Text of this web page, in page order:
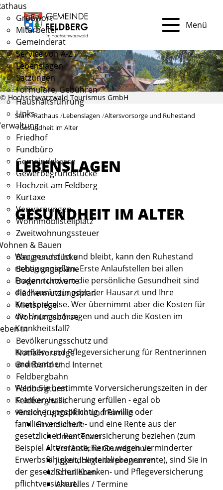
Grußwort
Mitarbeiter
Gemeinderat
Service von A-Z
Lebenslagen
Satzungen
Formulare, Gebühren
Haushaltsführung
Links
Friedhof
Fundbüro
Gemeindekasse
Gewerbegrundstücke
Hochzeit am Feldberg
Kurtaxe
Verwarnungen
Wohnmobilstellplatz
Zweitwohnungssteuer
& Bauen
Baugrundstücke
Bebauungspläne
Bodenrichtwerte
Flächennutzungsplan
Mietspiegel
Wohnungsbörse
in
Bevölkerungsschutz und
Notfallvorsorge
Breitband und Internet
Feldbergbahn
Feldbergturm
Feldberghalle
Kinder, Jugendliche und Familie
Grundschule
Unser Team
Verlässliche Grundschule
Jugendbegleiterprogramm
Schulleben
Aktuelles / Termine
Menü
© Hochschwarzwald Tourismus GmbH
Start Rathaus Lebenslagen Altersvorsorge und Ruhestand
Gesundheit im Alter
LEBENSLAGEN
GESUNDHEIT IM ALTER
Wer gesund ist und bleibt, kann den Ruhestand
richtig genießen. Erste Anlaufstellen bei allen
Fragen rund um die persönliche Gesundheit sind
die Hausärztin oder der Hausarzt und Ihre
Krankenkasse. Wer übernimmt aber die Kosten für
die Untersuchungen und auch die Kosten im
Krankheitsfall?
Kranken- und Pflegeversicherung für Rentnerinnen
und Rentner
Wenn Sie bestimmte Vorversicherungszeiten in der
Krankenversicherung erfüllen - egal ob
versicherungspflichtig, freiwillig oder
familienversichert - und eine Rente aus der
gesetzlichen Rentenversicherung beziehen (zum
Beispiel Altersrente, Rente wegen verminderter
Erwerbsfähigkeit, Hinterbliebenenrente), sind Sie in
der gesetzlichen Kranken- und Pflegeversicherung
pflichtversichert.